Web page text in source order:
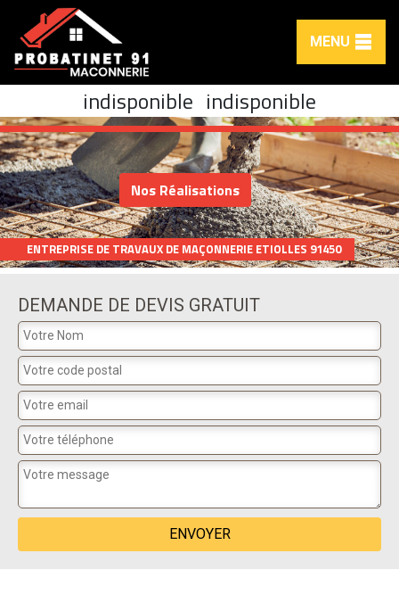
MENU
indisponible indisponible
Nos Réalisations
ENTREPRISE DE TRAVAUX DE MAÇONNERIE ETIOLLES 91450
DEMANDE DE DEVIS GRATUIT